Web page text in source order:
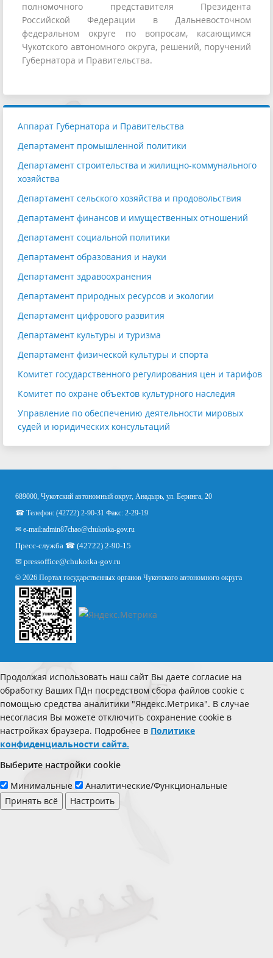
полномочного представителя Президента
Российской Федерации в Дальневосточном
федеральном округе по вопросам, касающимся
Чукотского автономного округа, решений, поручений
Губернатора и Правительства.
Аппарат Губернатора и Правительства
Департамент промышленной политики
Департамент строительства и жилищно-коммунального
хозяйства
Департамент сельского хозяйства и продовольствия
Департамент финансов и имущественных отношений
Департамент социальной политики
Департамент образования и науки
Департамент здравоохранения
Департамент природных ресурсов и экологии
Департамент цифрового развития
Департамент культуры и туризма
Департамент физической культуры и спорта
Комитет государственного регулирования цен и тарифов
Комитет по охране объектов культурного наследия
Управление по обеспечению деятельности мировых
судей и юридических консультаций
689000, Чукотский автономный округ, Анадырь, ул. Беринга, 20
☎ Телефон: (42722) 2-90-31 Факс: 2-29-19
✉ e-mail:admin87chao@chukotka-gov.ru
Пресс-служба ☎ (42722) 2-90-15
✉ pressoffice@chukotka-gov.ru
© 2026 Портал государственных органов Чукотского автономного округа
Продолжая использовать наш сайт Вы даете согласие на
обработку Ваших ПДн посредством сбора файлов cookie с
помощью средства аналитики "Яндекс.Метрика". В случае
несогласия Вы можете отключить сохранение cookie в
настройках браузера. Подробнее в Политике
конфиденциальности сайта.
Выберите настройки cookie
Минимальные
Аналитические/Функциональные
Принять всё
Настроить